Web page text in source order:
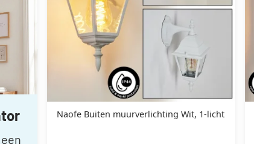
Naofe Buiten muurverlichting Wit, 1-licht